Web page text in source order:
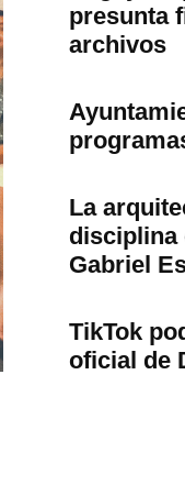
presunta
archivos
La
disciplina
Gabriel
TikTok
oficial de